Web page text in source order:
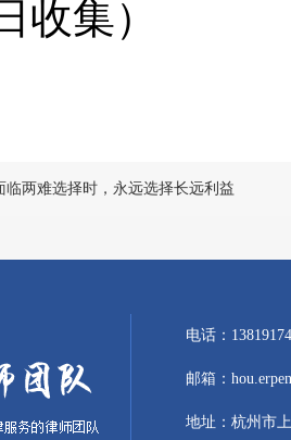
收集）
两难选择时，永远选择长远利益
电话：
邮箱：
地址：杭州市